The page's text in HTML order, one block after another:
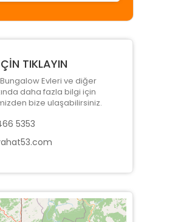
TIKLAYIN
Evleri ve diğer
daha fazla bilgi için
bize ulaşabilirsiniz.
5353